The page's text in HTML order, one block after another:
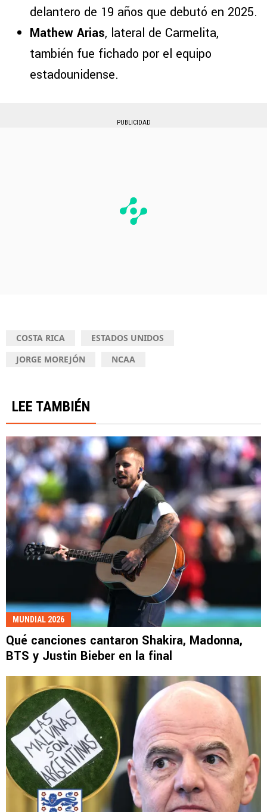
delantero de 19 años que debutó en 2025.
Mathew Arias, lateral de Carmelita,
también fue fichado por el equipo
estadounidense.
PUBLICIDAD
COSTA RICA
ESTADOS UNIDOS
JORGE MOREJÓN
NCAA
LEE TAMBIÉN
MUNDIAL 2026
Qué canciones cantaron Shakira, Madonna,
BTS y Justin Bieber en la final